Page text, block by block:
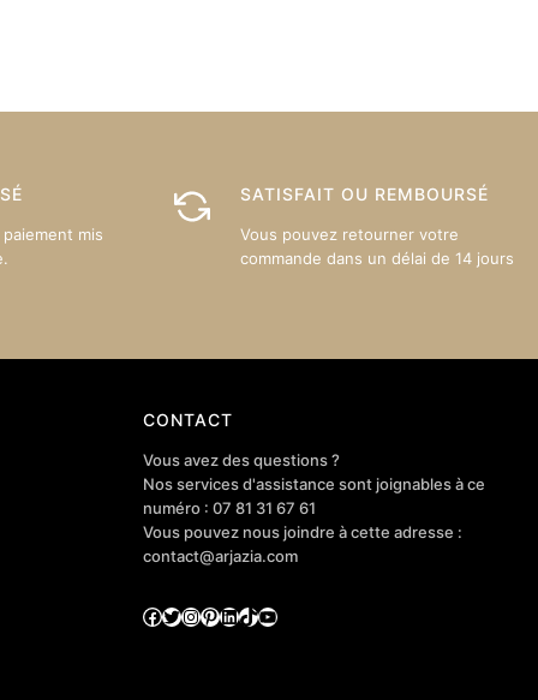
mis
SATISFAIT OU REMBOURSÉ
Vous pouvez retourner votre
commande dans un délai de 14 jours
CONTACT
Vous avez des questions ?
Nos services d'assistance sont joignables à ce
numéro : 07 81 31 67 61
Vous pouvez nous joindre à cette adresse :
contact@arjazia.com
Facebook
Twitter
Instagram
Pinterest
LinkedIn
TikTok
YouTube